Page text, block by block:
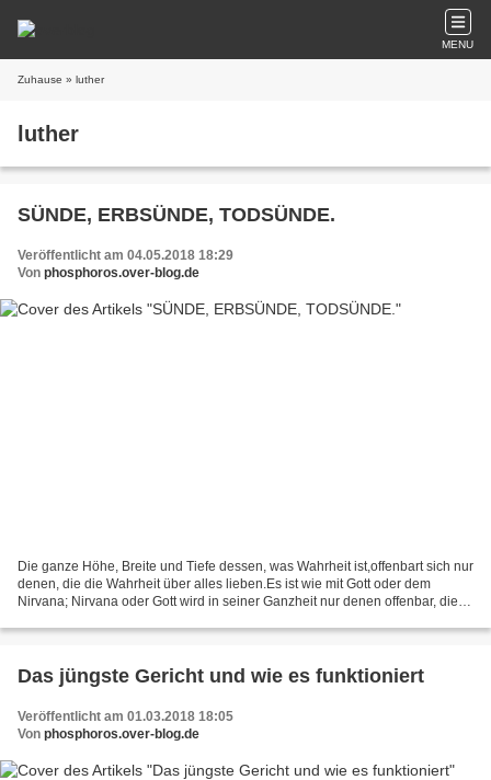
MENU
Zuhause » luther
luther
SÜNDE, ERBSÜNDE, TODSÜNDE.
Veröffentlicht am 04.05.2018 18:29
Von phosphoros.over-blog.de
Die ganze Höhe, Breite und Tiefe dessen, was Wahrheit ist,offenbart sich nur
denen, die die Wahrheit über alles lieben.Es ist wie mit Gott oder dem
Nirvana; Nirvana oder Gott wird in seiner Ganzheit nur denen offenbar, die
Das jüngste Gericht und wie es funktioniert
Veröffentlicht am 01.03.2018 18:05
Von phosphoros.over-blog.de